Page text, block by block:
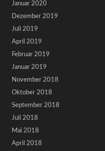
Januar 2020
Dezember 2019
Juli 2019
April 2019
Februar 2019
Januar 2019
November 2018
Oktober 2018
September 2018
Juli 2018
Mai 2018
April 2018